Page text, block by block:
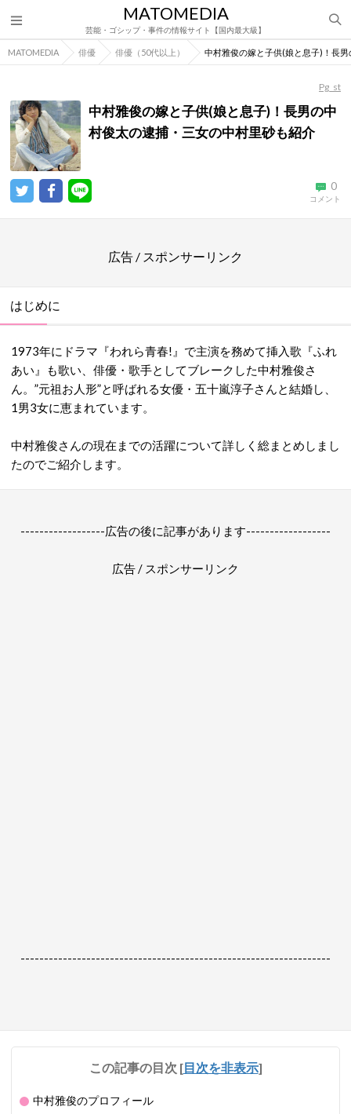
MATOMEDIA
芸能・ゴシップ・事件の情報サイト【国内最大級】
MATOMEDIA 俳優 俳優（50代以上） 中村雅俊の嫁と子供(娘と息子)！長
Pg_st
中村雅俊の嫁と子供(娘と息子)！長男の中
村俊太の逮捕・三女の中村里砂も紹介
0
コメント
広告 / スポンサーリンク
はじめに
1973年にドラマ『われら青春!』で主演を務めて挿入歌『ふれ
あい』も歌い、俳優・歌手としてブレークした中村雅俊さ
ん。”元祖お人形”と呼ばれる女優・五十嵐淳子さんと結婚し、
1男3女に恵まれています。
中村雅俊さんの現在までの活躍について詳しく総まとめしまし
たのでご紹介します。
------------------広告の後に記事があります------------------
広告 / スポンサーリンク
------------------------------------------------------------------
この記事の目次 [目次を非表示]
中村雅俊のプロフィール